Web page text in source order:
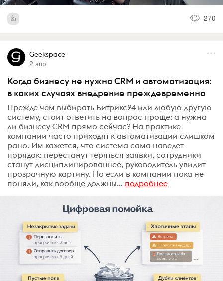
270
Geekspace
2 апр
Когда бизнесу не нужна CRM и автоматизация:
в каких случаях внедрение преждевременно
Прежде чем выбирать Битрикс24 или любую другую
систему, стоит ответить на вопрос проще: а нужна
ли бизнесу CRM прямо сейчас? На практике
компании часто приходят к автоматизации слишком
рано. Им кажется, что система сама наведет
порядок: перестанут теряться заявки, сотрудники
станут дисциплинированнее, руководитель увидит
прозрачную картину. Но если в компании пока не
поняли, как вообще должны... подробнее